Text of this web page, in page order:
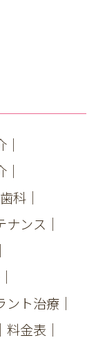
｜
｜
科 ｜
ナンス ｜
｜
｜
ント治療｜
｜ 料金表 ｜